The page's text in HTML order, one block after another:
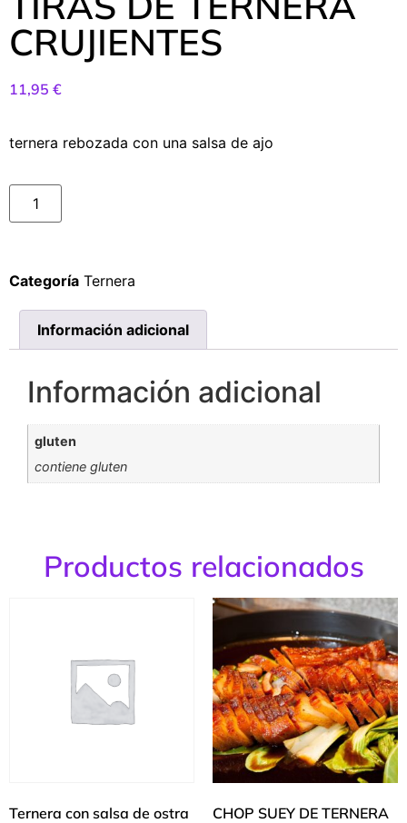
CRUJIENTES
11,95 €
ternera rebozada con una salsa de ajo
Categoría Ternera
Información adicional
Información adicional
gluten
contiene gluten
Productos relacionados
Ternera con salsa de ostra CHOP SUEY DE TERNERA